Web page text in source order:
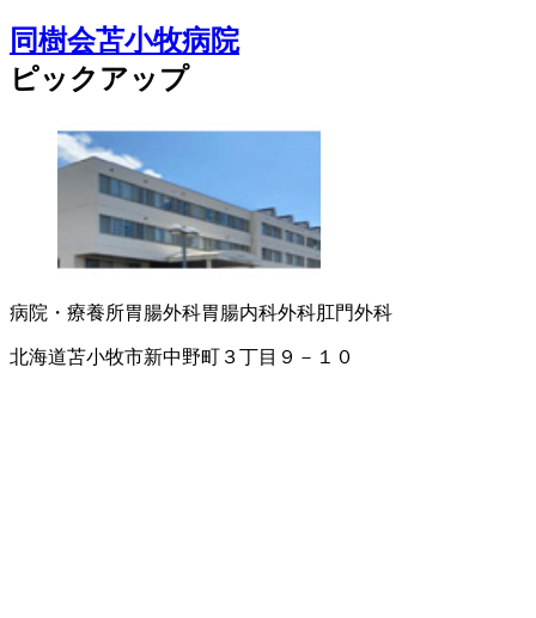
同樹会苫小牧病院
ピックアップ
病院・療養所胃腸外科胃腸内科外科肛門外科
北海道苫小牧市新中野町３丁目９－１０